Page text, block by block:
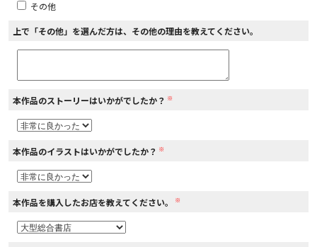
コミックパルフェ
閉じる
その他
上で「その他」を選んだ方は、その他の理由を教えてください。
本作品のストーリーはいかがでしたか？ ※
本作品のイラストはいかがでしたか？ ※
本作品を購入したお店を教えてください。 ※